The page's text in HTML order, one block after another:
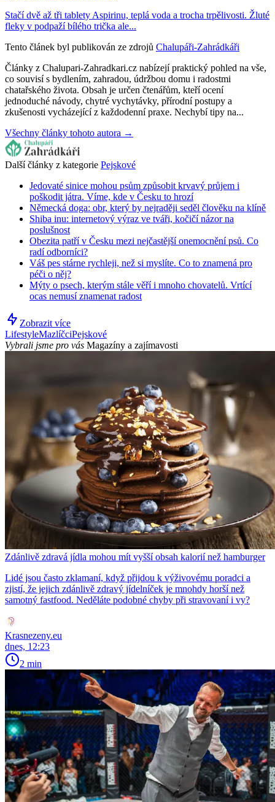
Stačí dvě až tři tablety Aspirinu, teplá voda a trocha trpělivosti. Žluté
fleky v podpaží bílého trička ale...
Tento článek byl publikován ze zdrojů Chalupáři-Zahrádkáři
Články z Chalupari-Zahradkari.cz nabízejí praktický pohled na vše,
co souvisí s bydlením, zahradou, údržbou domu i radostmi
chatařského života. Obsah je určen čtenářům, kteří ocení
jednoduché návody, chytré vychytávky, přírodní postupy a
zkušenosti vycházející z každodenní praxe. Nechybí tipy na...
Všechny články tohoto autora →
Další články z kategorie Pejskové
Jedovaté sinice mohou psům způsobit krvavý průjem i
poškodit játra. Víme, kde v Česku to hrozí
Německá doga: obr, který by nejraději seděl člověku na klíně
Shiba inu: internetový výraz ve tváři, kočičí názor na
poslušnost
Obezita patří v Česku mezi nejčastější onemocnění psů. Co
radí odborníci?
Váš pes stárne rychleji, než si myslíte. Co to znamená pro
péči o něj?
Mýty o psech, kterým stále věří i mnoho chovatelů. Vrtící
ocas nemusí znamenat radost
Zobrazit více
LifestyleMazlíčciPejskové
Vybrali jsme pro vás Magazíny a zajímavosti
Zdánlivě zdravá jídla mohou mít vyšší obsah kalorií než hamburger
Lidé jsou často zklamaní, když přijdou k výživovému poradci a
zjistí, že jejich zdánlivě zdravý jídelníček je mnohdy horší než
samotný fastfood. Neděláte podobné chyby při stravovaní i vy?
Krasnezeny.eu
dnes, 12:23
2 min